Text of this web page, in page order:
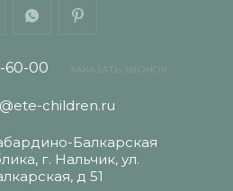
60-00 ЗАКАЗАТЬ ЗВОНОК
children.ru
Балкарская
г. Нальчик, ул.
д 51